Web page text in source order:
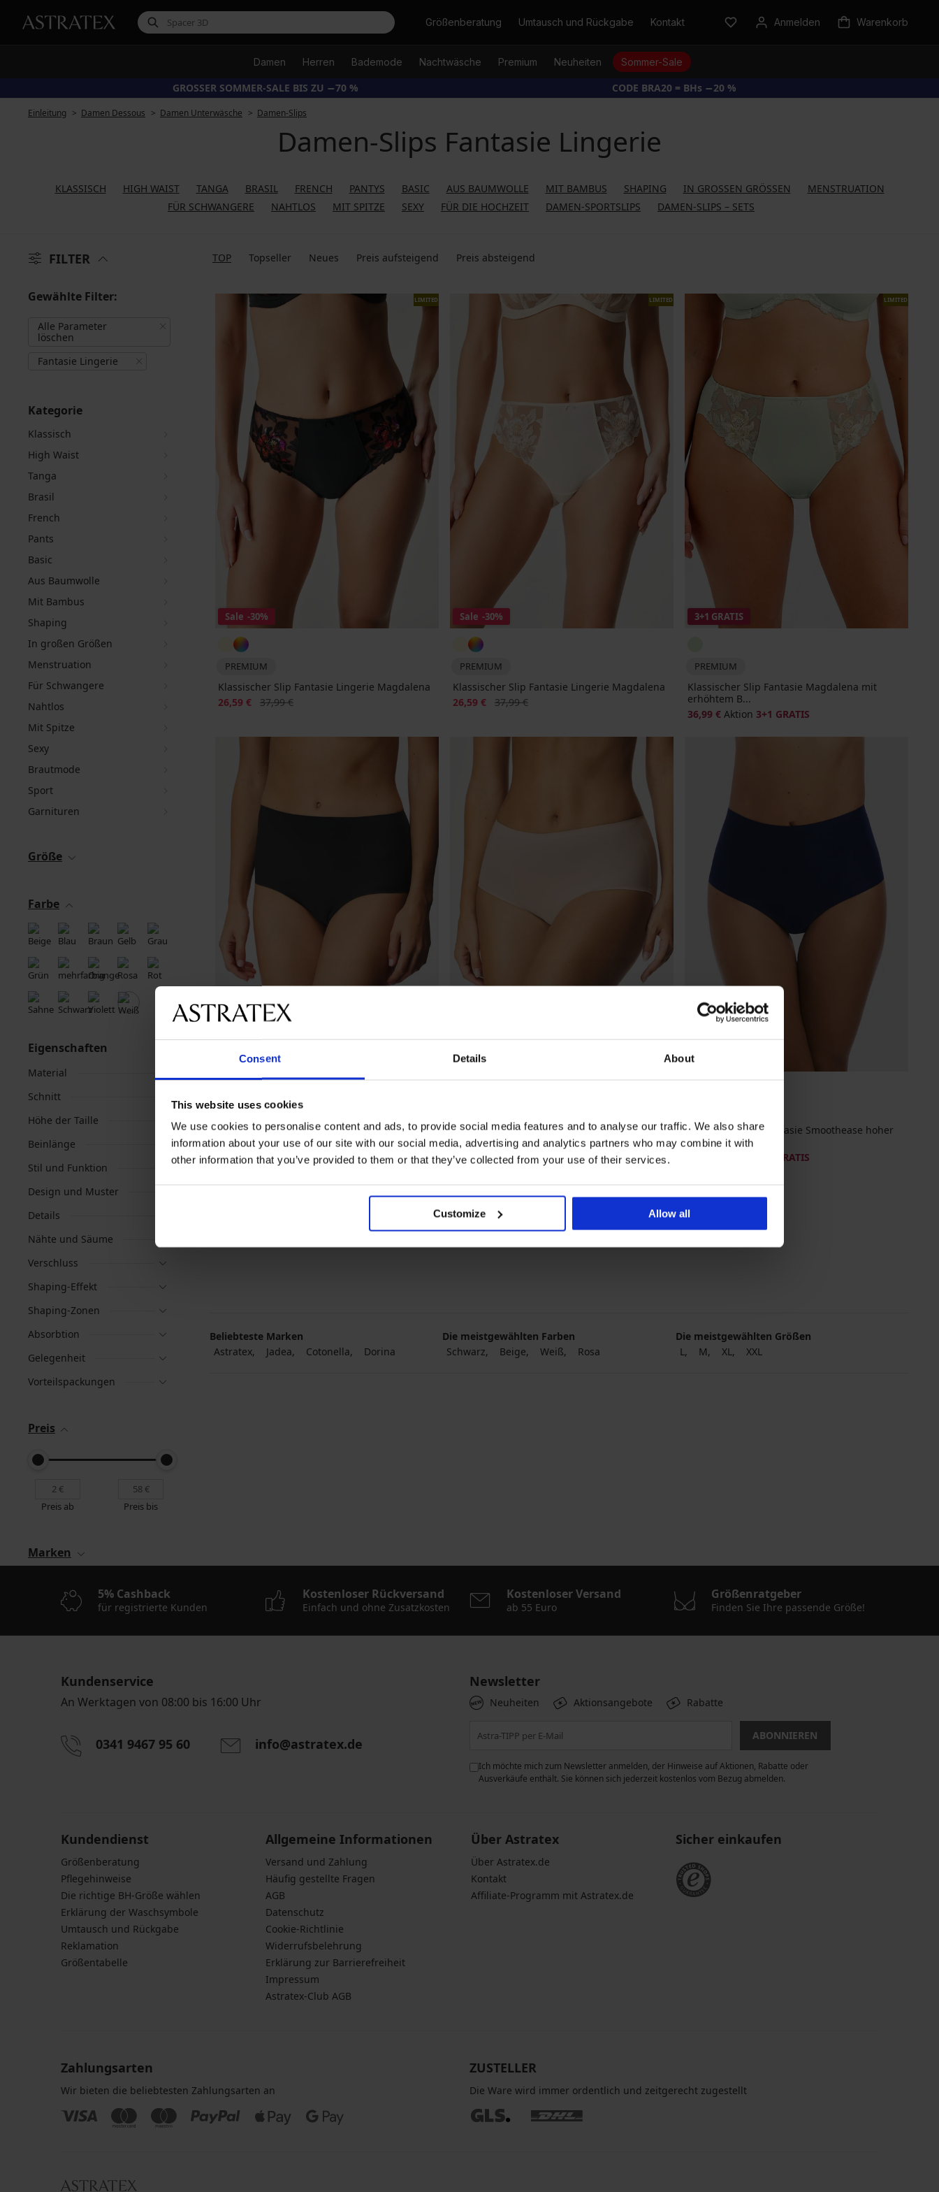
Consent Details About
This website uses cookies
We use cookies to personalise content and ads, to provide social media features and to analyse our traffic. We also share
information about your use of our site with our social media, advertising and analytics partners who may combine it with
other information that you’ve provided to them or that they’ve collected from your use of their services.
Customize Allow all
SucheGrößenberatung Umtausch und Rückgabe Kontakt Anmelden Warenkorb
Damen Herren Bademode Nachtwäsche Premium Neuheiten Sommer-Sale
GROSSER SOMMER-SALE BIS ZU −70 % CODE BRA20 = BHs −20 %
Einleitung Damen Dessous Damen Unterwäsche Damen-Slips
Damen-Slips Fantasie Lingerie
KLASSISCH HIGH WAIST TANGA BRASIL FRENCH PANTYS BASIC AUS BAUMWOLLE MIT BAMBUS SHAPING IN GROSSEN GRÖSSEN
MENSTRUATION
FÜR SCHWANGERE
NAHTLOS MIT SPITZE SEXY FÜR DIE HOCHZEIT DAMEN-SPORTSLIPS DAMEN-SLIPS – SETS
FILTER TOP Topseller Neues Preis aufsteigend Preis absteigend
Gewählte Filter:
Alle Parameter
löschen
Fantasie Lingerie
Kategorie
Klassisch
High Waist
Tanga
Brasil
French
Pants
Basic
Aus Baumwolle
Mit Bambus
Shaping
In großen Größen
Menstruation
Für Schwangere
Nahtlos
Mit Spitze
Sexy
Brautmode
Sport
Garnituren
Größe
Farbe
Eigenschaften
Material
Schnitt
Höhe der Taille
Beinlänge
Stil und Funktion
Design und Muster
Details
Nähte und Säume
Verschluss
Shaping-Effekt
Shaping-Zonen
Absorbtion
Gelegenheit
Vorteilspackungen
Preis
Preis ab Preis bis
Marken
LIMITED
Sale -30%
PREMIUM
Klassischer Slip Fantasie Lingerie Magdalena
Rabatt
26,59 € Alter Preis
37,99 €
LIMITED
Sale -30%
PREMIUM
Klassischer Slip Fantasie Lingerie Magdalena
Rabatt
26,59 € Alter Preis
37,99 €
LIMITED
3+1 GRATIS
PREMIUM
Klassischer Slip Fantasie Magdalena mit
erhöhtem B...
36,99 € Aktion 3+1 GRATIS
3+1 GRATIS
PREMIUM
Klassischer Slip Fantasie Smoothease hoher
Bund
19,99 € Aktion 3+1 GRATIS
3+1 GRATIS
Klassischer Slip Fantasie Smoothease hoher
Bund
19,99 €Aktion 3+1 GRATIS
3+1 GRATIS
Klassischer Slip Fantasie Smoothease hoher
Bund
3+1 GRATIS
Beliebteste Marken
Astratex
Jadea Cotonella Dorina
Die meistgewählten Farben
Schwarz
Beige Weiß Rosa
Die meistgewählten Größen
L
M XL XXL
5% Cashback
für registrierte Kunden
Kostenloser Rückversand
Einfach und ohne Zusatzkosten
Kostenloser Versand
ab 55 Euro
Größenratgeber
Finden Sie Ihre passende Größe!
Kundenservice
An Werktagen von 08:00 bis 16:00 Uhr
0341 9467 95 60 info@astratex.de
Newsletter
Neuheiten Aktionsangebote Rabatte
ABONNIEREN
Ich möchte mich zum Newsletter anmelden, der Hinweise auf Aktionen, Rabatte oder
Ausverkäufe enthält. Sie können sich jederzeit kostenlos vom Bezug abmelden.
Kundendienst
Größenberatung
Pflegehinweise
Die richtige BH-Größe wählen
Erklärung der Waschsymbole
Umtausch und Rückgabe
Reklamation
Größentabelle
Allgemeine Informationen
Versand und Zahlung
Häufig gestellte Fragen
AGB
Datenschutz
Cookie-Richtlinie
Widerrufsbelehrung
Erklärung zur Barrierefreiheit
Impressum
Astratex-Club AGB
Über Astratex
Über Astratex.de
Kontakt
Affiliate-Programm mit Astratex.de
Sicher einkaufen
Zahlungsarten
Wir bieten die beliebtesten Zahlungsarten an
ZUSTELLER
Die Ware wird immer ordentlich und zeitgerecht zugestellt